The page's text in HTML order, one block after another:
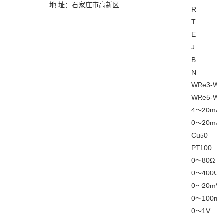
R
T
E
J
B
N
WRe3-
WRe5-
4～
0～
Cu50
PT100
0～80Ω
0～
0～
0～
0～1V
地 址：石家庄市高新区